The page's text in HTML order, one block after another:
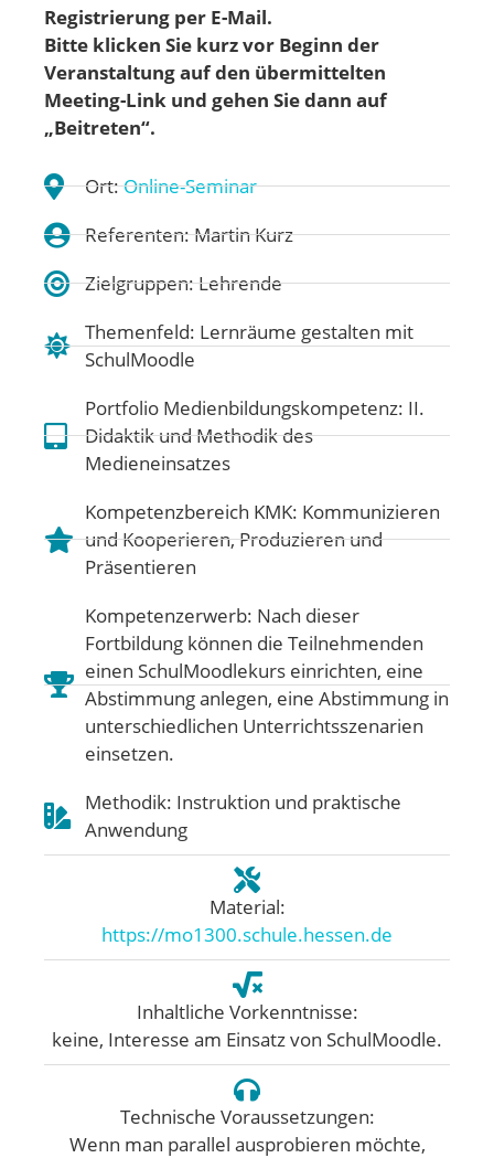
Registrierung per E-Mail.
Bitte klicken Sie kurz vor Beginn der
Veranstaltung auf den übermittelten
Meeting-Link und gehen Sie dann auf
„Beitreten“.
Ort:Online-Seminar
Referenten: Martin Kurz
Zielgruppen: Lehrende
Themenfeld: Lernräume gestalten mit
SchulMoodle
Portfolio Medienbildungskompetenz: II.
Didaktik und Methodik des
Medieneinsatzes
Kompetenzbereich KMK: Kommunizieren
und Kooperieren,Produzieren und
Präsentieren
Kompetenzerwerb: Nach dieser
Fortbildung können die Teilnehmenden
einen SchulMoodlekurs einrichten, eine
Abstimmung anlegen, eine Abstimmung in
unterschiedlichen Unterrichtsszenarien
einsetzen.
Methodik: Instruktion und praktische
Anwendung
Material:
https://mo1300.schule.hessen.de
Inhaltliche Vorkenntnisse:
keine, Interesse am Einsatz von SchulMoodle.
Technische Voraussetzungen:
Wenn man parallel ausprobieren möchte,